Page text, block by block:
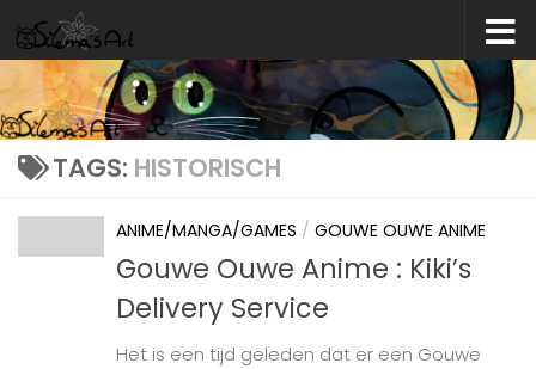
Skip to content
TAGS: HISTORISCH
ANIME/MANGA/GAMES / GOUWE OUWE ANIME
Gouwe Ouwe Anime : Kiki’s
Delivery Service
Het is een tijd geleden dat er een Gouwe